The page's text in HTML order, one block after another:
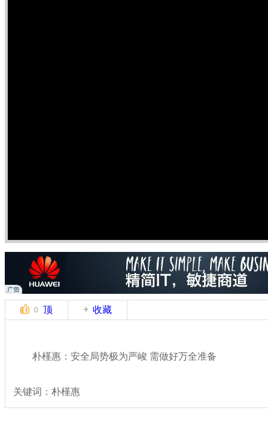
0 顶 收藏
朴槿惠：安全局势极为严峻 需做好万全准备
关键词：朴槿惠